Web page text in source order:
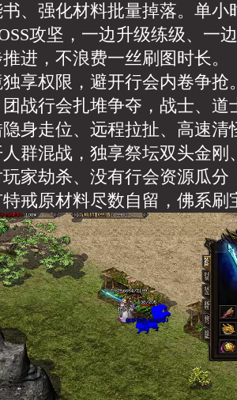
、强化材料批量掉落。单小
攻坚，一边升级练级、一
进，不浪费一丝刷图时长。
享权限，避开行会内卷争抢
战行会扎堆争夺，战士、道
身走位、远程拉扯、高速清
群混战，独享祭坛双头金刚
家劫杀、没有行会资源瓜分
戒原材料尽数自留，佛系刷